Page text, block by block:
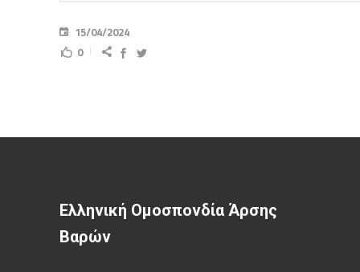
15/04/2024
0
Ελληνική Ομοσπονδία Άρσης
Βαρών